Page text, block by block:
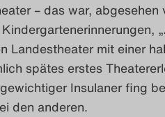
– das war,
Landestheater mit einer
spätes erstes
Insulaner fing
den anderen.